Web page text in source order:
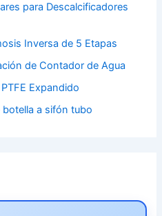
para Descalcificadores
Inversa de 5 Etapas
de Contador de Agua
Expandido
a sifón tubo